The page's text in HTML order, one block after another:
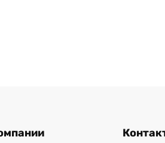
256 ГБ, eSIM, Лаванда